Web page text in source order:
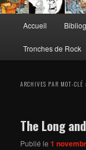
principal
Accueil
Tronches de Rock
ARCHIVES PAR MOT-
The Long
Publié le1